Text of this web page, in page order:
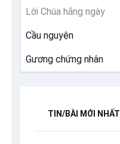
Lời Chúa hằng ngày
Cầu nguyện
Gương chứng nhân
TIN/BÀI MỚI NHẤT